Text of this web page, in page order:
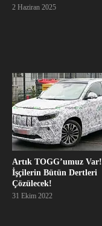
2 Haziran 2025
Artık TOGG’umuz Var!
İşçilerin Bütün Dertleri
Çözülecek!
31 Ekim 2022